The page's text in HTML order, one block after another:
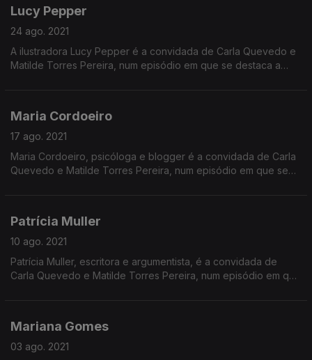
Lucy Pepper
24 ago. 2021
A ilustradora Lucy Pepper é a convidada de Carla Quevedo e
Matilde Torres Pereira, num episódio em que se destaca a
Maria Cordoeiro
17 ago. 2021
Maria Cordoeiro, psicóloga e blogger é a convidada de Carla
Quevedo e Matilde Torres Pereira, num episódio em que se
Patrícia Muller
10 ago. 2021
Patrícia Muller, escritora e argumentista, é a convidada de
Carla Quevedo e Matilde Torres Pereira, num episódio em que
Mariana Gomes
03 ago. 2021